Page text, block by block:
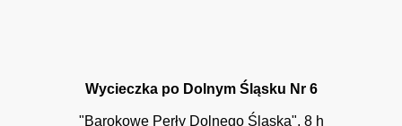
Wycieczka po Dolnym Śląsku Nr 6
"Barokowe Perły Dolnego Śląska", 8 h